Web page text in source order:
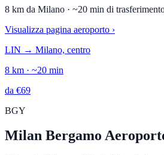
8 km da Milano · ~20 min di
Visualizza pagina aeroporto ›
LIN → Milano, centro
8 km · ~20 min
da €69
BGY
Milan Bergamo